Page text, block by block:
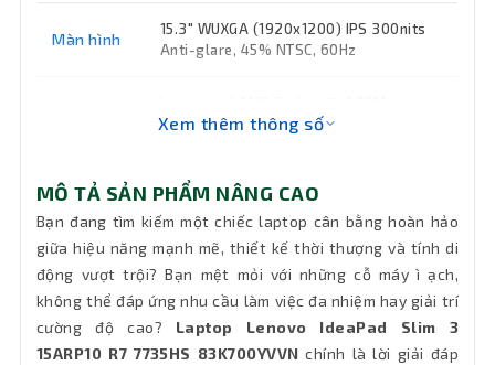
Màn hình
15.3" WUXGA (1920x1200) IPS 300nits
Anti-glare, 45% NTSC, 60Hz
Graphics
Chip AI Không có
Pin 50Wh
Keyboard Non-backlit, English
Xem thêm thông số
MÔ TẢ SẢN PHẨM NÂNG CAO
Bạn đang tìm kiếm một chiếc laptop cân bằng hoàn hảo
giữa hiệu năng mạnh mẽ, thiết kế thời thượng và tính di
động vượt trội? Bạn mệt mỏi với những cỗ máy ì ạch,
không thể đáp ứng nhu cầu làm việc đa nhiệm hay giải trí
cường độ cao? Laptop Lenovo IdeaPad Slim 3
15ARP10 R7 7735HS 83K700YVVN chính là lời giải đáp